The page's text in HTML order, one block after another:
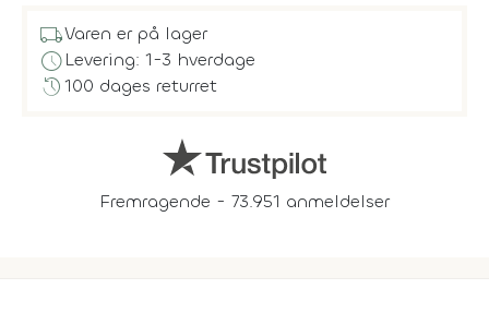
local_shippingVaren er på lager
scheduleLevering: 1-3 hverdage
history100 dages returret
Fremragende - 73.951 anmeldelser